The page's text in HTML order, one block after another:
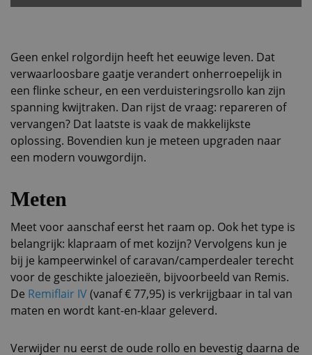
Geen enkel rolgordijn heeft het eeuwige leven. Dat
verwaarloosbare gaatje verandert onherroepelijk in
een flinke scheur, en een verduisteringsrollo kan zijn
spanning kwijtraken. Dan rijst de vraag: repareren of
vervangen? Dat laatste is vaak de makkelijkste
oplossing. Bovendien kun je meteen upgraden naar
een modern vouwgordijn.
Meten
Meet voor aanschaf eerst het raam op. Ook het type is
belangrijk: klapraam of met kozijn? Vervolgens kun je
bij je kampeerwinkel of caravan/camperdealer terecht
voor de geschikte jaloezieën, bijvoorbeeld van Remis.
De Remiflair IV(vanaf € 77,95) is verkrijgbaar in tal van
maten en wordt kant-en-klaar geleverd.
Verwijder nu eerst de oude rollo en bevestig daarna de